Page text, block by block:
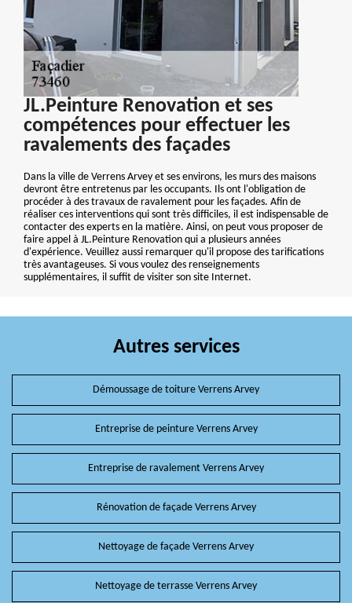
JL.Peinture Renovation et ses
compétences pour effectuer les
ravalements des façades
Dans la ville de Verrens Arvey et ses environs, les murs des maisons
devront être entretenus par les occupants. Ils ont l'obligation de
procéder à des travaux de ravalement pour les façades. Afin de
réaliser ces interventions qui sont très difficiles, il est indispensable de
contacter des experts en la matière. Ainsi, on peut vous proposer de
faire appel à JL.Peinture Renovation qui a plusieurs années
d'expérience. Veuillez aussi remarquer qu'il propose des tarifications
très avantageuses. Si vous voulez des renseignements
supplémentaires, il suffit de visiter son site Internet.
Autres services
Démoussage de toiture Verrens Arvey
Entreprise de peinture Verrens Arvey
Entreprise de ravalement Verrens Arvey
Rénovation de façade Verrens Arvey
Nettoyage de façade Verrens Arvey
Nettoyage de terrasse Verrens Arvey